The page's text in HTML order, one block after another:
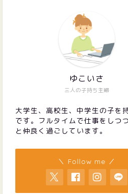
三人の子持ち主婦
ゆこいさ
大学生、高校生、中学生の子を
です。フルタイムで仕事をしつ
と仲良く過ごしています。
＼ Follow me ／